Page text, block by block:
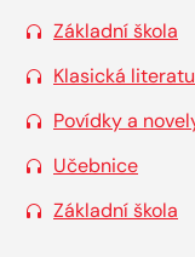
Základní škola
Klasická
Povídky a
Učebnice
Základní škola